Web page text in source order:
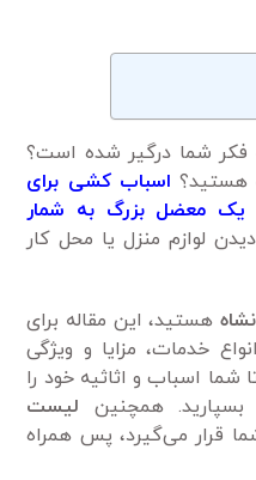
شما درگیر شده است؟
هستید؟ اسباب کشی برای
یک معضل بزرگ به شمار
لوازم منزل یا محل کار
هستید، این مقاله برای
خدمات، مزایا و ویژگی
اسباب و اثاثیه خود را
بسپارید. همچنین لیست
قرار می‌گیرد، پس همراه